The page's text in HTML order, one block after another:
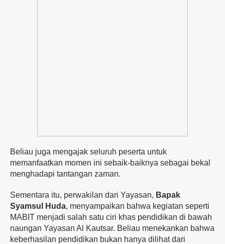
Beliau juga mengajak seluruh peserta untuk
memanfaatkan momen ini sebaik-baiknya sebagai bekal
menghadapi tantangan zaman.
Sementara itu, perwakilan dari Yayasan, Bapak
Syamsul
Huda, menyampaikan bahwa kegiatan seperti
MABIT menjadi salah satu ciri khas pendidikan di bawah
naungan Yayasan Al Kautsar. Beliau menekankan bahwa
keberhasilan pendidikan bukan hanya dilihatdari